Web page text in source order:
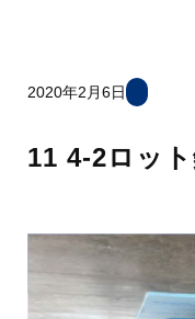
2020年2月6日
11 4-2ロッ